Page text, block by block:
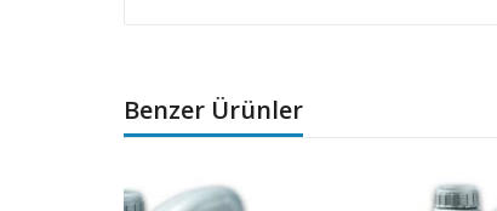
Benzer Ürünler